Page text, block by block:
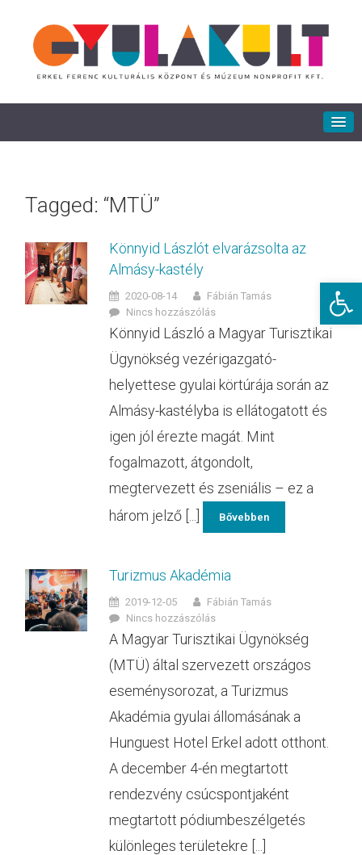
Tagged: “MTÜ”
Könnyid Lászlót elvarázsolta az
Almásy-kastély
2020-08-14
Fábián Tamás
Nincs hozzászólás
Könnyid László a Magyar Turisztikai
Ügynökség vezérigazgató-
helyettese gyulai körtúrája során az
Almásy-kastélyba is ellátogatott és
igen jól érezte magát. Mint
fogalmazott, átgondolt,
megtervezett és zseniális – ez a
három jelző [...]
Bővebben
Turizmus Akadémia
2019-12-05
Fábián Tamás
Nincs hozzászólás
A Magyar Turisztikai Ügynökség
(MTÜ) által szervezett országos
eseménysorozat, a Turizmus
Akadémia gyulai állomásának a
Hunguest Hotel Erkel adott otthont.
A december 4-én megtartott
rendezvény csúcspontjaként
megtartott pódiumbeszélgetés
különleges területekre [...]